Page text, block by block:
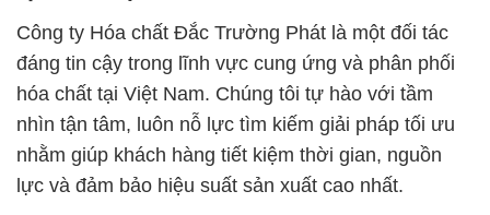
Công ty Hóa chất Đắc Trường Phát là một đối tác
đáng tin cậy trong lĩnh vực cung ứng và phân phối
hóa chất tại Việt Nam. Chúng tôi tự hào với tầm
nhìn tận tâm, luôn nỗ lực tìm kiếm giải pháp tối ưu
nhằm giúp khách hàng tiết kiệm thời gian, nguồn
lực và đảm bảo hiệu suất sản xuất cao nhất.